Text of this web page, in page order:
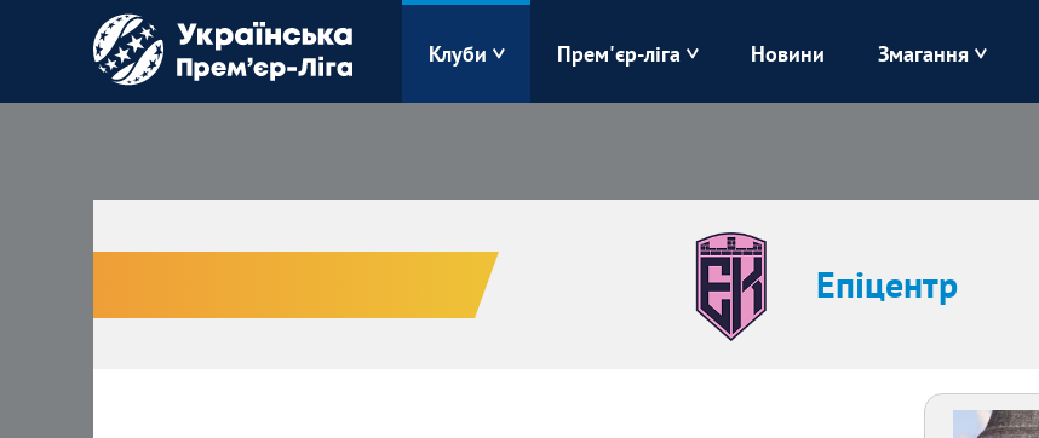
Клуби
Зоря Карпати Колос
Прем'єр-ліга Новини Змагання
Епіцентр